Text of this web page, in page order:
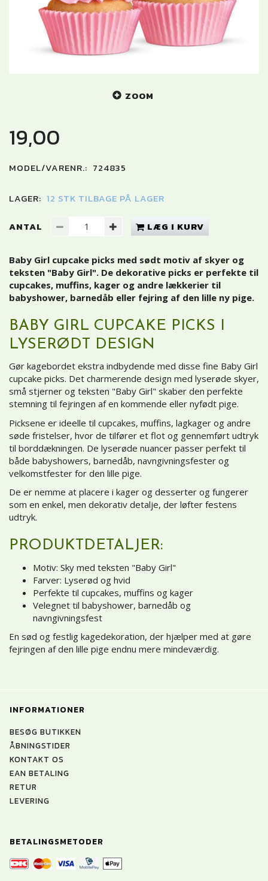
ZOOM
19,00
MODEL/VARENR.: 724835
LAGER: 12 STK TILBAGE PÅ LAGER
ANTAL LÆG I KURV
Baby Girl cupcake picks med sødt motiv af skyer og
teksten "Baby Girl". De dekorative picks er perfekte til
cupcakes, muffins, kager og andre lækkerier til
babyshower, barnedåb eller fejring af den lille ny pige.
BABY GIRL CUPCAKE PICKS I
LYSERØDT DESIGN
Gør kagebordet ekstra indbydende med disse fine Baby Girl
cupcake picks. Det charmerende design med lyserøde skyer,
små stjerner og teksten "Baby Girl" skaber den perfekte
stemning til fejringen af en kommende eller nyfødt pige.
Picksene er ideelle til cupcakes, muffins, lagkager og andre
søde fristelser, hvor de tilfører et flot og gennemført udtryk
til borddækningen. De lyserøde nuancer passer perfekt til
både babyshowers, barnedåb, navngivningsfester og
velkomstfester for den lille pige.
De er nemme at placere i kager og desserter og fungerer
som en enkel, men dekorativ detalje, der løfter festens
udtryk.
PRODUKTDETALJER:
Motiv: Sky med teksten "Baby Girl"
Farver: Lyserød og hvid
Perfekte til cupcakes, muffins og kager
Velegnet til babyshower, barnedåb og
navngivningsfest
En sød og festlig kagedekoration, der hjælper med at gøre
fejringen af den lille pige endnu mere mindeværdig.
INFORMATIONER
BESØG BUTIKKEN
ÅBNINGSTIDER
KONTAKT OS
EAN BETALING
RETUR
LEVERING
BETALINGSMETODER